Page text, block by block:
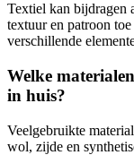
Textiel kan bijdragen
textuur en patroon
verschillende
Welke
in huis?
Veelgebruikte
wol, zijde en